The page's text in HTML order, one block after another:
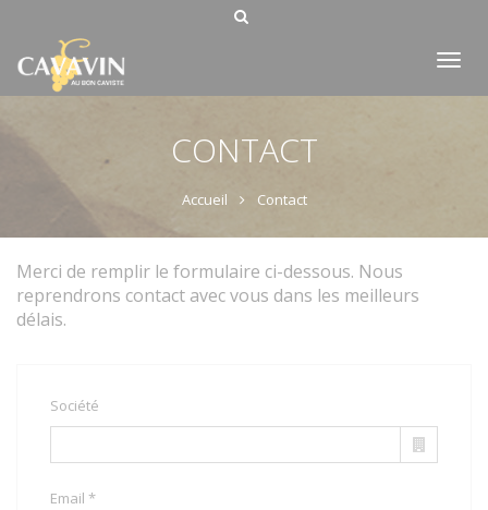
CONTACT
Accueil Contact
Merci de remplir le formulaire ci-dessous. Nous
reprendrons contact avec vous dans les meilleurs
délais.
Société
Email *